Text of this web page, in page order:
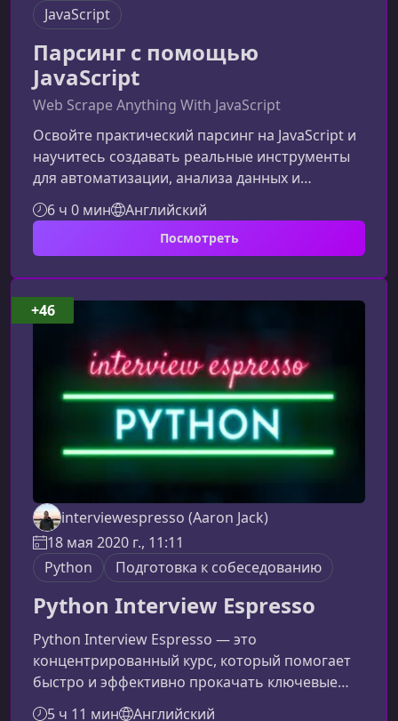
JavaScript
Парсинг с помощью
JavaScript
Web Scrape Anything With JavaScript
Освойте практический парсинг на JavaScript и
научитесь создавать реальные инструменты
для автоматизации, анализа данных и
мониторинга сайтов. Курс идеально подходит
разработчикам, которые хотят уверенно
работать с веб‑скрапингом, API и экосистемой
Node.js.Что вы изучите в рамках
курсаОбучение строится вокруг практики: шаг
за шагом вы создадите рабочие проекты и
освоите современные инструменты JavaScript
для парсинга. Каждый модуль включает объ
6 ч 0 мин Английский
Посмотреть
interviewespresso (Aaron Jack)
18 мая 2020 г., 11:11
Python
Подготовка к собеседованию
Python Interview Espresso
Python Interview Espresso — это
концентрированный курс, который помогает
быстро и эффективно прокачать ключевые
навыки для успешного прохождения
5 ч 11 мин Английский
+46